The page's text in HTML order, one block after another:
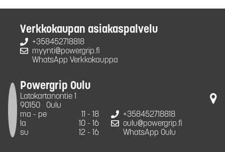
Verkkokaupan asiakaspalvelu
+358452718818
myynti@powergrip.fi
WhatsApp Verkkokauppa
Powergrip Oulu
Latokartanontie 1
90150
Oulu
ma - pe
11 - 18
la
10 - 16
su
12 - 16
+358452718818
oulu@powergrip.fi
WhatsApp Oulu